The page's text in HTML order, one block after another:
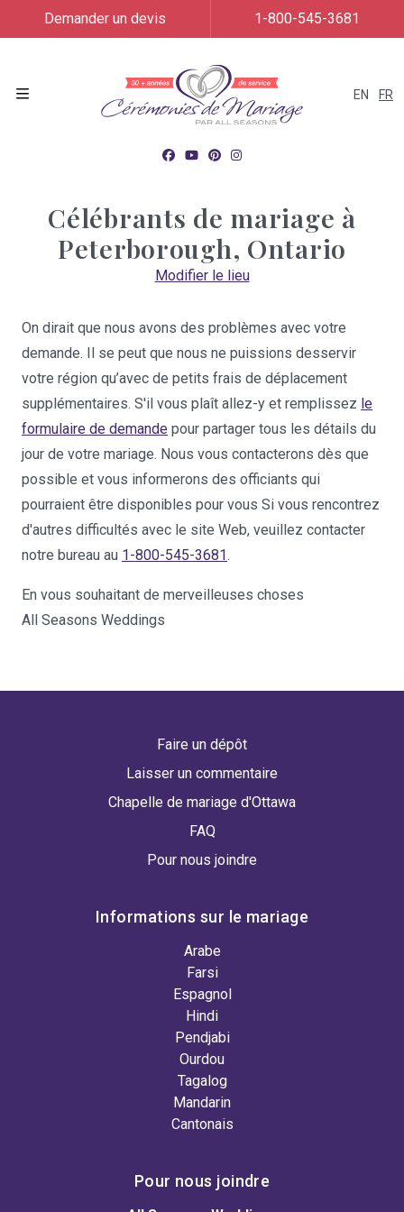
EN FR
Demander un devis 1-800-545-3681
Célébrants de mariage à
Peterborough, Ontario
Modifier le lieu
On dirait que nous avons des problèmes avec votre
demande. Il se peut que nous ne puissions desservir
votre région qu’avec de petits frais de déplacement
supplémentaires. S'il vous plaît allez-y et remplissez le
formulaire de demande pour partager tous les détails du
jour de votre mariage. Nous vous contacterons dès que
possible et vous informerons des officiants qui
pourraient être disponibles pour vous Si vous rencontrez
d'autres difficultés avec le site Web, veuillez contacter
notre bureau au 1-800-545-3681.
En vous souhaitant de merveilleuses choses
All Seasons Weddings
Faire un dépôt
Laisser un commentaire
Chapelle de mariage d'Ottawa
FAQ
Pour nous joindre
Informations sur le mariage
Arabe
Farsi
Espagnol
Hindi
Pendjabi
Ourdou
Tagalog
Mandarin
Cantonais
Pour nous joindre